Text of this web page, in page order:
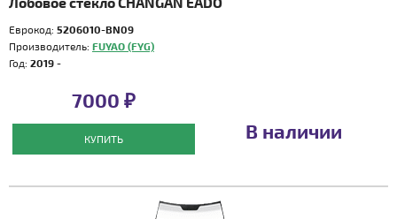
Еврокод: 5206010-BN09
Производитель: FUYAO (FYG)
Год: 2019 -
7000 ₽
КУПИТЬ В наличии